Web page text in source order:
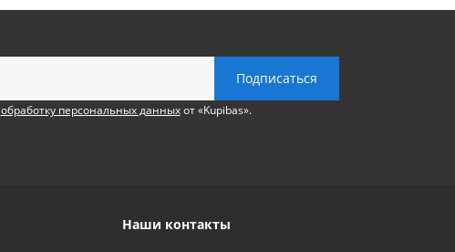
обработку персональных данныхот «Kupibas».
Наши контакты